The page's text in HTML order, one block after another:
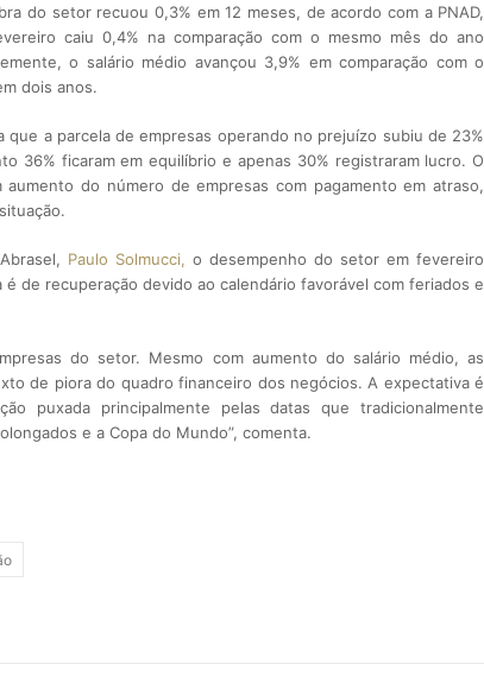
do setor recuou 0,3% em 12 meses, de acordo com a PNAD,
caiu 0,4% na comparação com o mesmo mês do ano
o salário médio avançou 3,9% em comparação com o
dois anos.
a parcela de empresas operando no prejuízo subiu de 23%
36% ficaram em equilíbrio e apenas 30% registraram lucro. O
do número de empresas com pagamento em atraso,
Paulo Solmucci, o desempenho do setor em fevereiro
de recuperação devido ao calendário favorável com feriados e
do setor. Mesmo com aumento do salário médio, as
de piora do quadro financeiro dos negócios. A expectativa é
puxada principalmente pelas datas que tradicionalmente
e a Copa do Mundo”, comenta.